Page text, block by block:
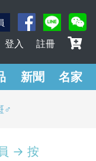
登入 註冊
新聞 名家
♂︎
-> 按